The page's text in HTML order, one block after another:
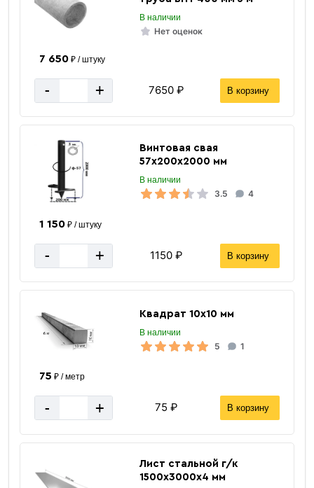
В наличии
Нет оценок
7 650₽ / штуку
- + 7650 ₽ В корзину
Винтовая свая
57х200х2000 мм
В наличии
3.5 4
1 150₽ / штуку
- + 1150 ₽ В корзину
Квадрат 10х10 мм
В наличии
5 1
75 ₽ / метр
- + 75 ₽ В корзину
Лист стальной г/к
1500х3000х4 мм
балка
«Быстрый заказ»